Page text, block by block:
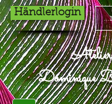
Händlerlogin
Dominique